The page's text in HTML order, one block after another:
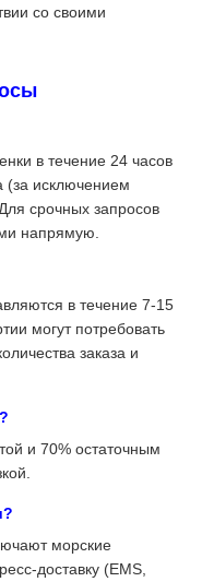
со своими
в течение 24 часов
(за исключением
срочных запросов
напрямую.
в течение 7-15
могут потребовать
заказа и
и 70% остаточным
морские
доставку (EMS,